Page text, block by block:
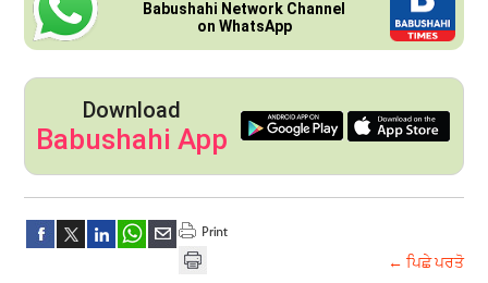
Babushahi Network Channel
on WhatsApp
Download
Babushahi App
← ਪਿਛੇ ਪਰਤੋ